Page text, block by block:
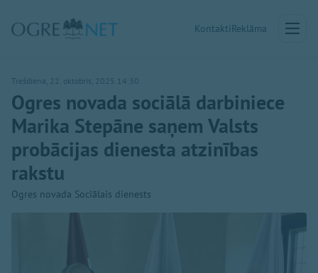
KontaktiReklāma
Trešdiena, 22. oktobris, 2025 14:30
Ogres novada sociālā darbiniece
Marika Stepāne saņem Valsts
probācijas dienesta atzinības
rakstu
Ogres novada Sociālais dienests